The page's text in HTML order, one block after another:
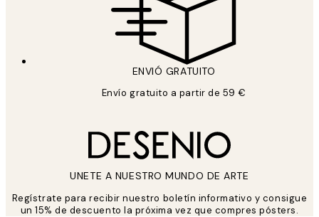
ENVIÓ GRATUITO
Envío gratuito a partir de 59 €
UNETE A NUESTRO MUNDO DE ARTE
Regístrate para recibir nuestro boletín informativo y consigue
un 15% de descuento la próxima vez que compres pósters.